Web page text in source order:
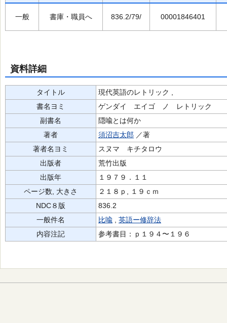
一般 書庫・職員へ 836.2/79/ 00001846401
資料詳細
タイトル
現代英語のレトリック ,
書名ヨミ
ゲンダイ エイゴ ノ レトリック
副書名
隠喩とは何か
著者
須沼吉太郎 ／著
著者名ヨミ
スヌマ キチタロウ
出版者
荒竹出版
出版年
１９７９．１１
ページ数, 大きさ
２１８ｐ, １９ｃｍ
NDC８版
836.2
一般件名
比喩
英語ー修辞法
内容注記
参考書目：ｐ１９４〜１９６